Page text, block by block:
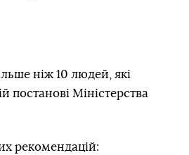
ніж 10 людей, які
постанові Міністерства
рекомендацій: